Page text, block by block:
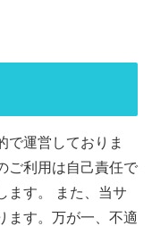
で運営しておりま
ご利用は自己責任で
ます。 また、当サ
ます。万が一、不適